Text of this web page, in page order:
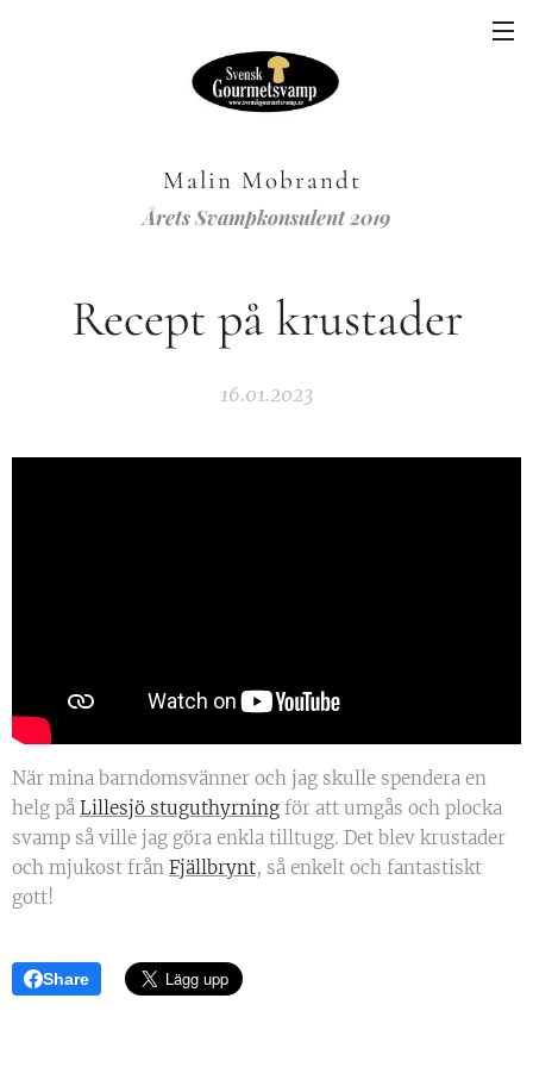
Malin Mobrandt
Årets Svampkonsulent 2019
Recept på krustader
16.01.2023
När mina barndomsvänner och jag skulle spendera en
helg på Lillesjö stuguthyrning för att umgås och plocka
svamp så ville jag göra enkla tilltugg. Det blev krustader
och mjukost från Fjällbrynt, så enkelt och fantastiskt
gott!
Share